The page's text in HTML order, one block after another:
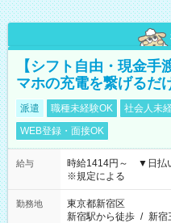
【シフト自由・現金
マホの充電を繋げるだ
派遣 職種未経験OK 社会人未
WEB登録・面接OK
給与
時給1414円～ ▼日払
※規定による
勤務地
東京都新宿区
新宿駅から徒歩 / 新宿